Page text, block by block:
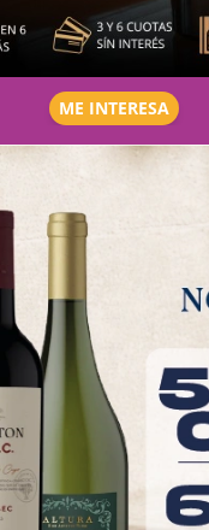
ME INTERESA